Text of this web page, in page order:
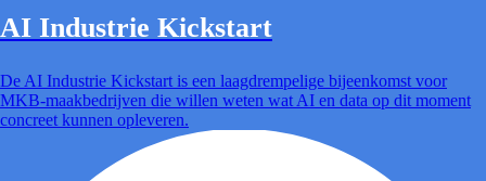
AI Industrie Kickstart
De AI Industrie Kickstart is een laagdrempelige bijeenkomst voor
MKB-maakbedrijven die willen weten wat AI en data op dit moment
concreet kunnen opleveren.